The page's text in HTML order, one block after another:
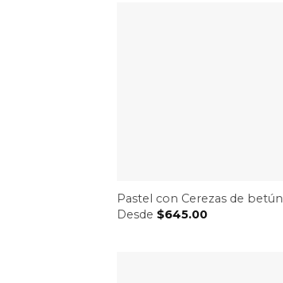
Pastel con Cerezas de betún
Desde $645.00